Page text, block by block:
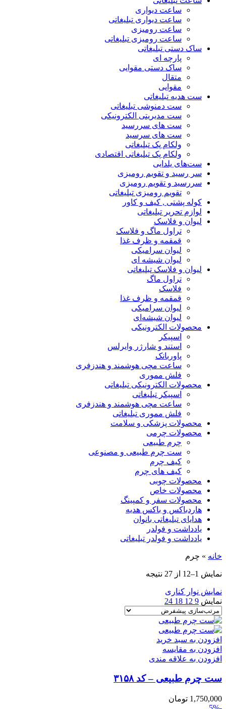
ساعت دیواری
ساعت دیواری تبلیغاتی
ساعت رومیزی
ساعت رومیزی تبلیغاتی
ساک دستی تبلیغاتی
پارچه ای
ساک دستی مقوایی
متقال
مقوایی
ست هدیه تبلیغاتی
ست دمنوشی تبلیغاتی
ست مدیریتی الکترونیکی
ست های سررسید
ست های سرسید
ولکام پک تبلیغاتی
ولکام پک تبلیغاتی اقتصادی
ست‌های یلدایی
سر رسید و تقویم رومیزی
سررسید و تقویم رومیزی
تقویم رومیزی تبلیغاتی
کوله پشتی , کیف و کاور
لوازم تحریر تبلیغاتی
لیوان و فلاسک
تراول ماگ و فلاسک
قمقمه و ظرف غذا
لیوان سرامیکی
لیوان شیشه ای
لیوان و فلاسک تبلیغاتی
تراول ماگ
فلاسک
قمقمه و ظرف غذا
لیوان سرامیکی
لیوان شیشه‌ای
محصولات الکترونیکی
اسپیکر
استند و شارژر وایرلس
پاوربانک
ساعت مچی هوشمند و هندزفری
فلش مموری
محصولات الکترونیکی تبلیغاتی
اسپیکر تبلیغاتی
ساعت مچی هوشمند و هندزفری
فلش مموری تبلیغاتی
محصولات پزشکی و سلامت
محصولات چرمی
چرم طبیعی
ست چرم طبیعی و مصنوعی
کیف چرم
کیف های چرم
محصولات چوبی
محصولات خاص
محصولات سفر و کمپینگ
هاردباکس و باکس هدیه
هدایای تبلیغاتی بانوان
یادداشت و فولدر
یادداشت و فولدر تبلیغاتی
خانه » چرم
نمایش 1–12 از 27 نتیجه
نمایش نوار کناری
نمایش 9
12
18
24
افزودن به سبد خرید
افزودن به مقایسه
افزودن به علاقه مندی
ست چرم طبیعی – کد ۳۱۵۸
1,750,000 تومان